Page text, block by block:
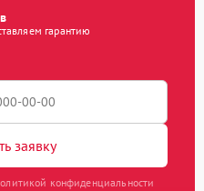
гарантию
заявку
конфиденциальности